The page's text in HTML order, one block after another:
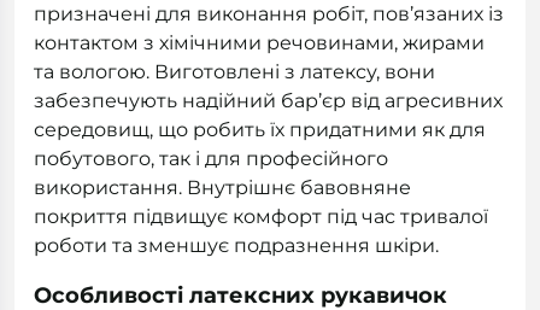
призначені для виконання робіт, пов’язаних із
контактом з хімічними речовинами, жирами
та вологою. Виготовлені з латексу, вони
забезпечують надійний бар’єр від агресивних
середовищ, що робить їх придатними як для
побутового, так і для професійного
використання. Внутрішнє бавовняне
покриття підвищує комфорт під час тривалої
роботи та зменшує подразнення шкіри.
Особливості латексних рукавичок